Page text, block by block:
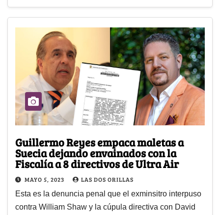
Guillermo Reyes empaca maletas a
Suecia dejando envainados con la
Fiscalía a 8 directivos de Ultra Air
MAYO 5, 2023 LAS DOS ORILLAS
Esta es la denuncia penal que el exminsitro interpuso
contra William Shaw y la cúpula directiva con David